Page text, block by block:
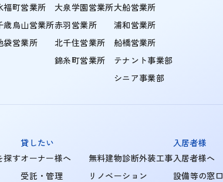
福町営業所
歳烏山営業所
袋営業所
大泉学園営業所
赤羽営業所
北千住営業所
錦糸町営業所
大船営業所
浦和営業所
船橋営業所
テナント事業部
シニア事業部
探す
貸したい
オーナー様へ
受託・管理
無料建物診断外装工事
リノベーション
入居者様
入居者様へ
設備等の窓口